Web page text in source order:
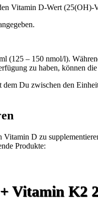
Vitamin D-Wert
(125 – 150 nmol/l).
zu haben, können
dem Du zwischen den
D zu
Produkte:
Vitamin K2